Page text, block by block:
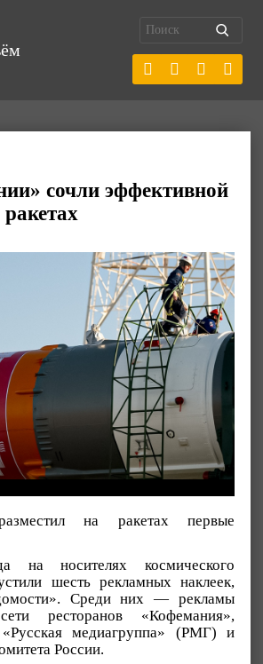
сочли эффективной
на ракетах первые
на носителях космического
шесть рекламных наклеек,
Среди них — рекламы
ресторанов «Кофемания»,
«Русская медиагруппа» (РМГ) и
России.